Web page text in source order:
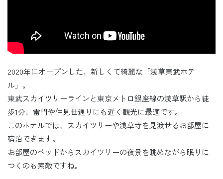
2020年にオープンした、新しくて綺麗な「浅草東武ホテ
ル」。
東武スカイツリーラインと東京メトロ銀座線の浅草駅から徒
歩1分、雷門や仲見世通りにも近く観光に最適です。
このホテルでは、スカイツリーや浅草寺を見渡せるお部屋に
宿泊できます。
お部屋のベッドからスカイツリーの夜景を眺めながら眠りに
つくのも素敵ですね。